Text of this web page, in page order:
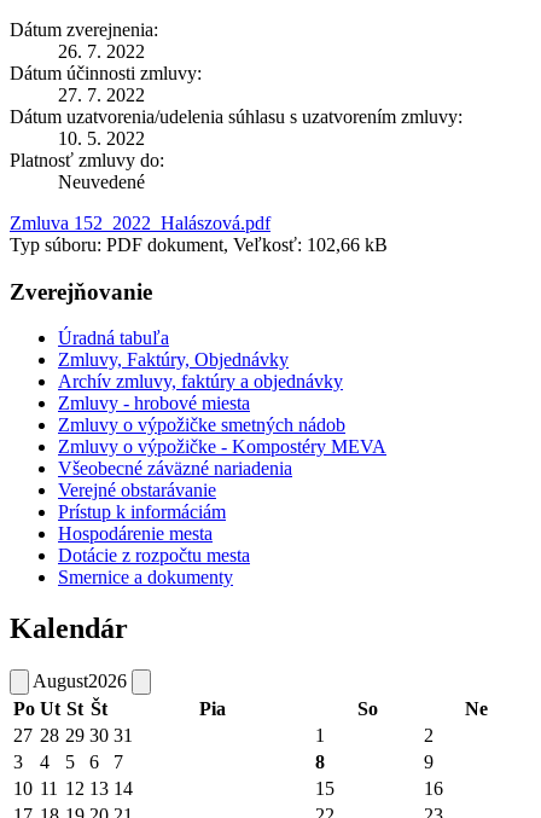
Dátum zverejnenia:
26. 7. 2022
Dátum účinnosti zmluvy:
27. 7. 2022
Dátum uzatvorenia/udelenia súhlasu s uzatvorením zmluvy:
10. 5. 2022
Platnosť zmluvy do:
Neuvedené
Zmluva 152_2022_Halászová.pdf
Typ súboru: PDF dokument, Veľkosť: 102,66 kB
Zverejňovanie
Úradná tabuľa
Zmluvy, Faktúry, Objednávky
Archív zmluvy, faktúry a objednávky
Zmluvy - hrobové miesta
Zmluvy o výpožičke smetných nádob
Zmluvy o výpožičke - Kompostéry MEVA
Všeobecné záväzné nariadenia
Verejné obstarávanie
Prístup k informáciám
Hospodárenie mesta
Dotácie z rozpočtu mesta
Smernice a dokumenty
Kalendár
August2026
Po Ut St Št Pia So
Ne
27 28 29 30 31 1
2
3
4 5 6 7 8
9
10 11 12 13 14 15
16